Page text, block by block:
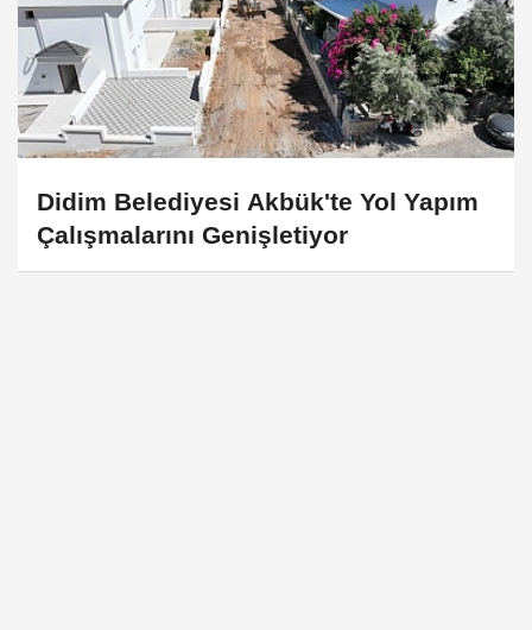
Didim Belediyesi Akbük'te Yol Yapım
Çalışmalarını Genişletiyor